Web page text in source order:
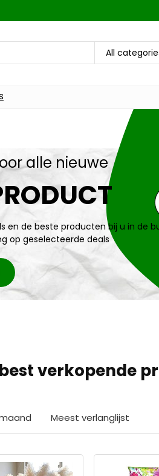
All
alle nieuwe
en de beste producten bij u in de
op geselecteerde deals
verkopende
Meest verlanglijst